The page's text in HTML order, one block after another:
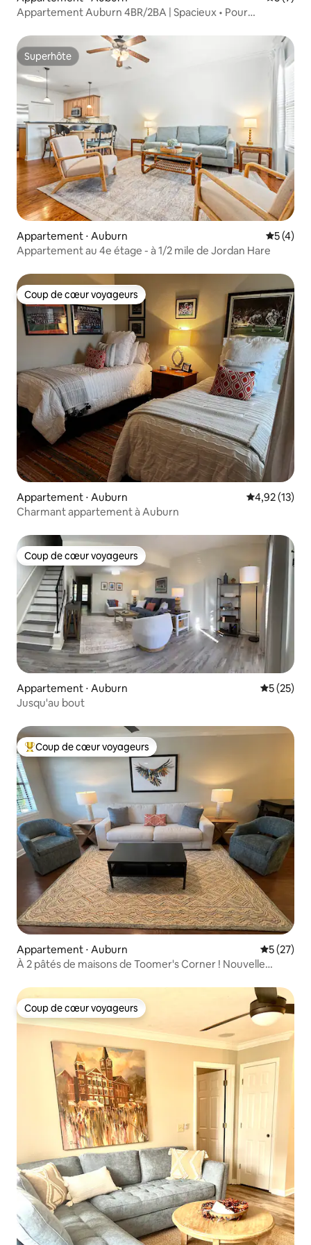
Appartement Auburn 4BR/2BA | Spacieux • Pour
Superhôte
Superhôte
Appartement ⋅ Auburn
5 (4)
Appartement au 4e étage - à 1/2 mile de Jordan Hare
Coup de cœur voyageurs
Coup de cœur voyageurs
Appartement ⋅ Auburn Évaluation
4,92 (13)
Charmant appartement à Auburn
Coup de cœur voyageurs
Coup de cœur voyageurs
Appartement ⋅ Auburn
5 (25)
Jusqu'au bout
Coups de cœur voyageurs les plus appréciés
Coup de cœur voyageurs
Appartement ⋅ Auburn
5 (27)
À 2 pâtés de maisons de Toomer's Corner ! Nouvelle
Coup de cœur voyageurs
Coup de cœur voyageurs